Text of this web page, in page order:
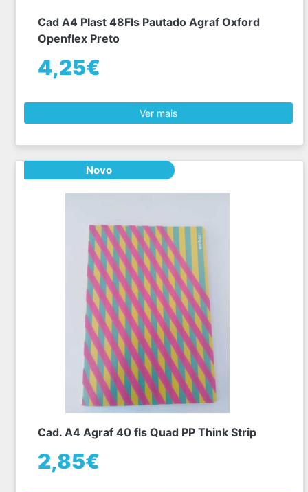
Cad A4 Plast 48Fls Pautado Agraf Oxford
Openflex Preto
4,25€
Ver mais
Novo
Cad. A4 Agraf 40 fls Quad PP Think Strip
2,85€